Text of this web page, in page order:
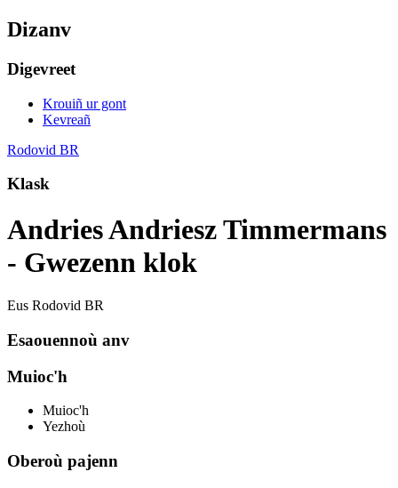
Dizanv
Digevreet
Krouiñ ur gont
Kevreañ
Rodovid BR
Klask
Andries Andriesz Timmermans
- Gwezenn klok
Eus Rodovid BR
Esaouennoù anv
Muioc'h
Muioc'h
Yezhoù
Oberoù pajenn